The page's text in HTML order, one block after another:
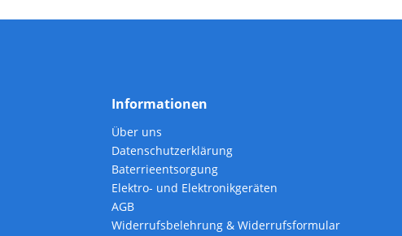
Informationen
Über uns
Datenschutzerklärung
Baterrieentsorgung
Elektro- und Elektronikgeräten
AGB
Widerrufsbelehrung & Widerrufsformular